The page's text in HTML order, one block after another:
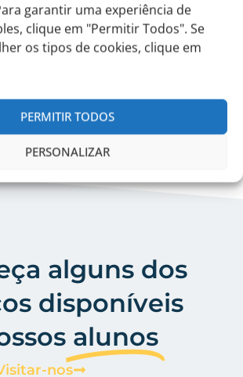
garantir uma experiência de
clique em "Permitir Todos". Se
os tipos de cookies, clique em
PERMITIR TODOS
PERSONALIZAR
alguns dos
disponíveis
alunos
nos